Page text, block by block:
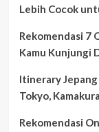
Lebih Cocok
Rekomendasi 7
Kamu Kunjungi
Itinerary Jepang
Tokyo,
Rekomendasi